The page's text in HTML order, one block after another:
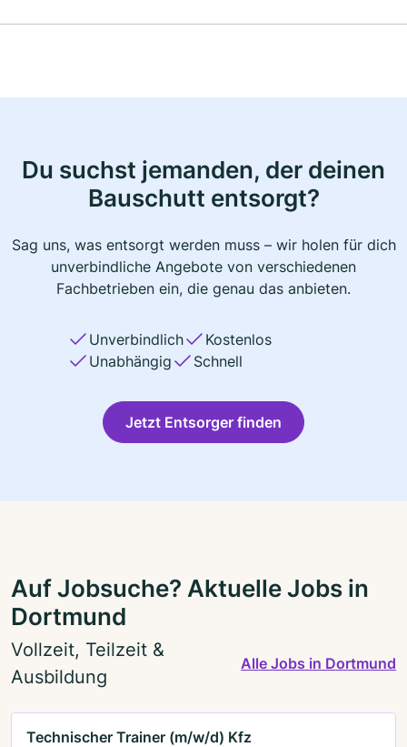
Du suchst jemanden, der deinen
Bauschutt entsorgt?
Sag uns, was entsorgt werden muss – wir holen für dich
unverbindliche Angebote von verschiedenen
Fachbetrieben ein, die genau das anbieten.
Unverbindlich
Kostenlos
Unabhängig
Schnell
Jetzt Entsorger finden
Auf Jobsuche? Aktuelle Jobs in
Dortmund
Vollzeit, Teilzeit &
Ausbildung
Alle Jobs in Dortmund
Technischer Trainer (m/w/d) Kfz